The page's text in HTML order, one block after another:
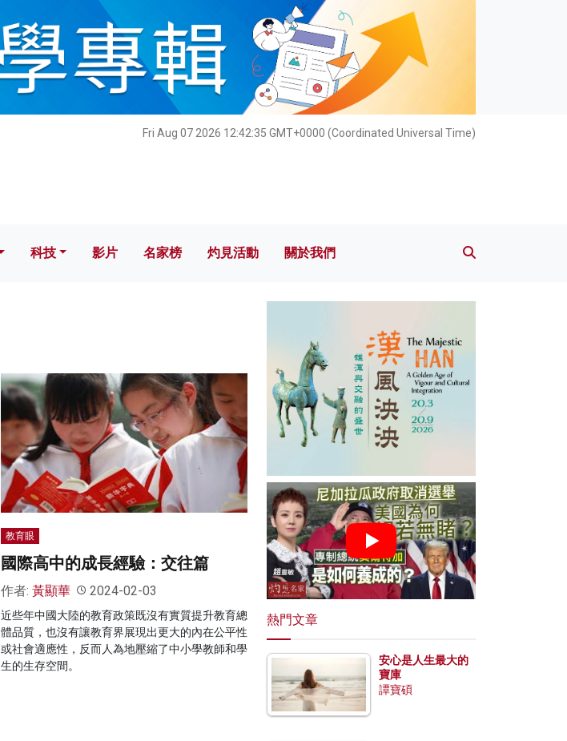
Fri Aug 07 2026 12:42:36 GMT+0000 (Coordinated Universal Time)
科技 影片 名家榜 灼見活動 關於我們
科技 影片 名家榜 灼見活動 關於我們
教育眼
國際高中的成長經驗：交往篇
作者: 黃顯華 2024-02-03
近些年中國大陸的教育政策既沒有實質提升教育總
體品質，也沒有讓教育界展現出更大的內在公平性
或社會適應性，反而人為地壓縮了中小學教師和學
生的生存空間。
熱門文章
安心是人生最大的
寶庫
譚寶碩